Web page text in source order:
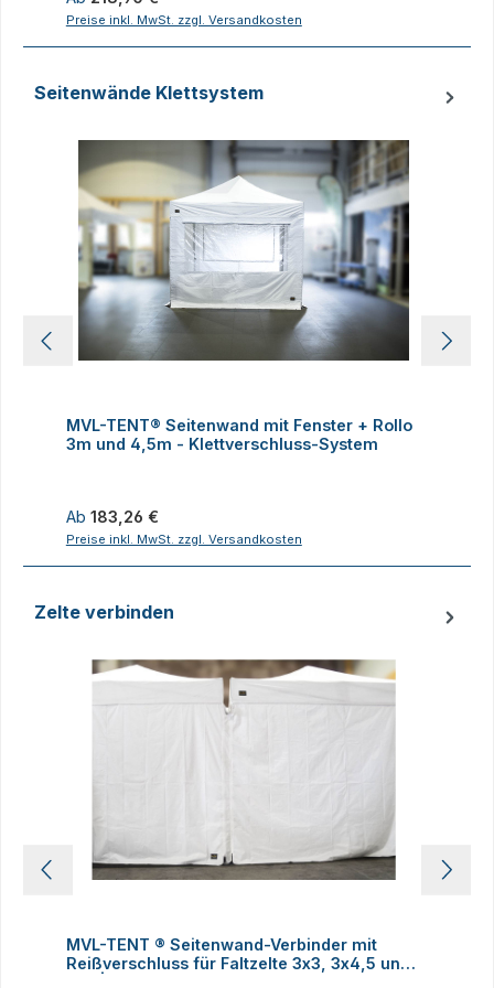
Preise inkl. MwSt. zzgl. Versandkosten
Seitenwände Klettsystem
MVL-TENT® Seitenwand mit Fenster + Rollo
3m und 4,5m - Klettverschluss-System
Regulärer Preis:
Ab 183,26 €
Preise inkl. MwSt. zzgl. Versandkosten
Zelte verbinden
MVL-TENT ® Seitenwand-Verbinder mit
Reißverschluss für Faltzelte 3x3, 3x4,5 und